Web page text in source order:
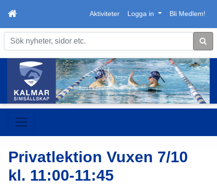
Aktiviteter Logga in Bli Medlem!
Sök
Privatlektion Vuxen 7/10
kl. 11:00-11:45